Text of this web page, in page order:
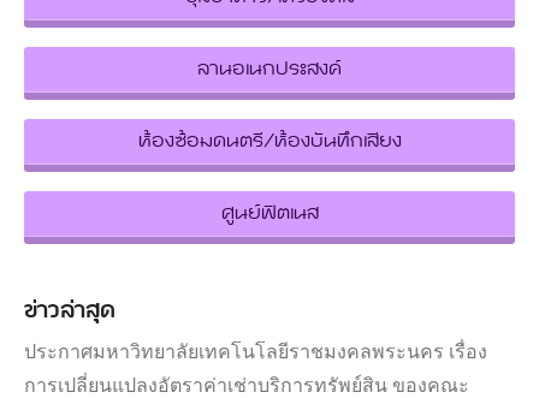
ลานอเนกประสงค์
ห้องซ้อมดนตรี/ห้องบันทึกเสียง
ศูนย์ฟิตเนส
ข่าวล่าสุด
ประกาศมหาวิทยาลัยเทคโนโลยีราชมงคลพระนคร เรื่อง
การเปลี่ยนแปลงอัตราค่าเช่าบริการทรัพย์สิน ของคณะ